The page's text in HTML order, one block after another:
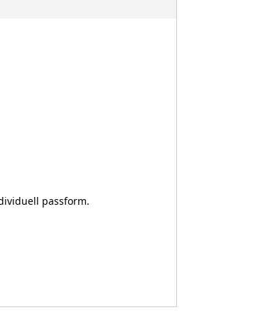
passform.